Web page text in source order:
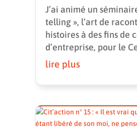
J’ai animé un
telling », l’art de
histoires à des fins de
d’entreprise, pour le
lire plus